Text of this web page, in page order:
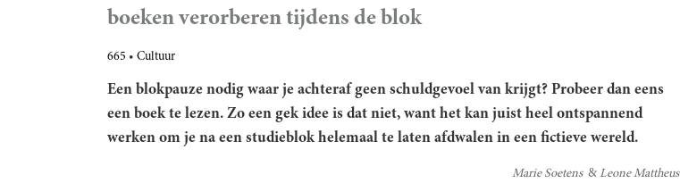
boeken verorberen tijdens de blok
665 Cultuur
Een blokpauze nodig waar je achteraf geen schuldgevoel van krijgt? Probeer dan eens
een boek te lezen. Zo een gek idee is dat niet, want het kan juist heel ontspannend
werken om je na een studieblok helemaal te laten afdwalen in een fictieve wereld.
Marie Soetens Leone Mattheus